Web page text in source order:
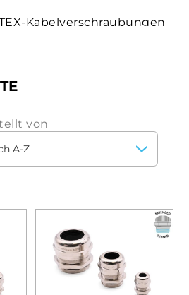
Kabelverschraubungen
der Schutzart IP65
Sie eine zuverlässige,
Umgebungen entspricht.
von